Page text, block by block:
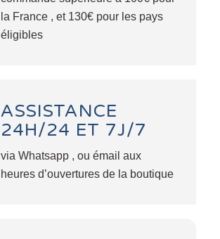
la France , et 130€ pour les pays
éligibles
ASSISTANCE
24H/24 ET 7J/7
via Whatsapp , ou émail aux
heures d’ouvertures de la boutique